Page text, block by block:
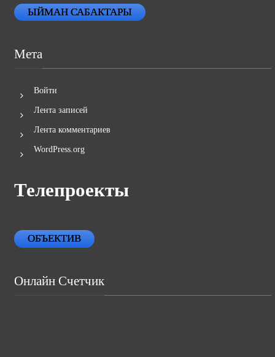
ЫЙМАН САБАКТАРЫ
Мета
Войти
Лента записей
Лента комментариев
WordPress.org
Телепроекты
ОБЪЕКТИВ
Онлайн Счетчик